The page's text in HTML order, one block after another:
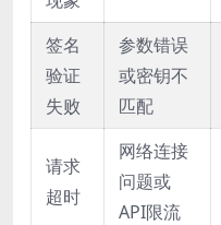
签名
验证
失败
参数错误
或密钥不
匹配
请求
超时
网络连接
问题或
API限流